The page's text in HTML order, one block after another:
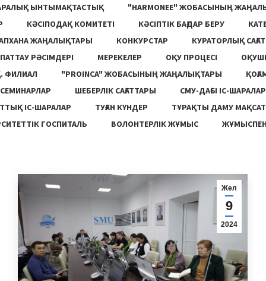
ЫНТЫМАҚТАСТЫҚ
"HARMONEE" ЖОБАСЫНЫҢ
КӘСІПОДАҚ КОМИТЕТІ КӘСІПТІК БАҒДАР БЕРУ
ЖАҢАЛЫҚТАРЫ
КОНКУРСТАР
КУРАТОРЛЫҚ
РӘСІМДЕРІ
МЕРЕКЕЛЕР ОҚУ ПРОЦЕСІ
ФИЛИАЛ
"PROINCA" ЖОБАСЫНЫҢ ЖАҢАЛЫҚТАРЫ
СЕМИНАРЛАР
ШЕБЕРЛІК САҒАТТАРЫ
СМУ-ДАҒЫ ІС-ШАРАЛАР
ІС-ШАРАЛАР
ТУҒАН КҮНДЕР
ТҰРАҚТЫ ДАМУ
ГОСПИТАЛЬ
ВОЛОНТЕРЛІК ЖҰМЫС
Жел
9
2024